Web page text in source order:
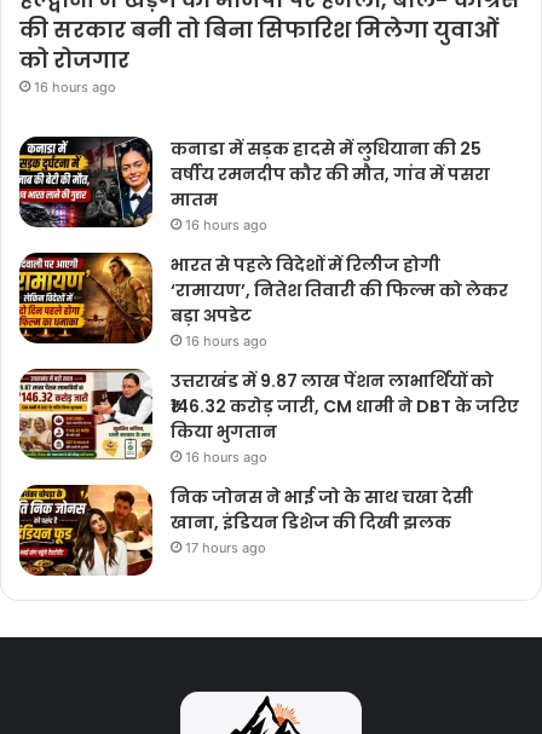
की सरकार बनी तो बिना सिफारिश मिलेगा युवाओं
को रोजगार
16 hours ago
कनाडा में सड़क हादसे में लुधियाना की 25
वर्षीय रमनदीप कौर की मौत, गांव में पसरा
मातम
16 hours ago
भारत से पहले विदेशों में रिलीज होगी
‘रामायण’, नितेश तिवारी की फिल्म को लेकर
बड़ा अपडेट
16 hours ago
उत्तराखंड में 9.87 लाख पेंशन लाभार्थियों को
₹146.32 करोड़ जारी, CM धामी ने DBT के जरिए
किया भुगतान
16 hours ago
निक जोनस ने भाई जो के साथ चखा देसी
खाना, इंडियन डिशेज की दिखी झलक
17 hours ago